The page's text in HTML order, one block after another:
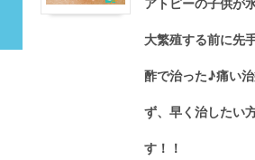
大繁殖する前に先
酢で治った♪痛い
ず、早く治したい
す！！